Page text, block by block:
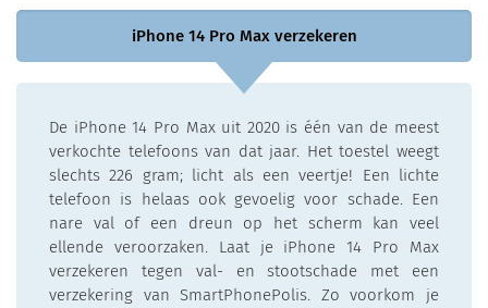
iPhone 14 Pro Max verzekeren
De iPhone 14 Pro Max uit 2020 is één van de meest
verkochte telefoons van dat jaar. Het toestel weegt
slechts 226 gram; licht als een veertje! Een lichte
telefoon is helaas ook gevoelig voor schade. Een
nare val of een dreun op het scherm kan veel
ellende veroorzaken. Laat je iPhone 14 Pro Max
verzekeren tegen val- en stootschade met een
verzekering van SmartPhonePolis. Zo voorkom je